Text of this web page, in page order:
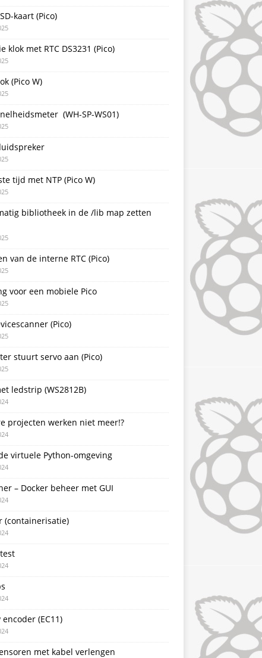
kaart (Pico)
klok met RTC DS3231 (Pico)
(Pico W)
(WH-SP-WS01)
tijd met NTP (Pico W)
bibliotheek in de /lib map zetten
van de interne RTC (Pico)
voor een mobiele Pico
(Pico)
stuurt servo aan (Pico)
ledstrip (WS2812B)
projecten werken niet meer!?
virtuele Python-omgeving
– Docker beheer met GUI
(containerisatie)
encoder (EC11)
met kabel verlengen